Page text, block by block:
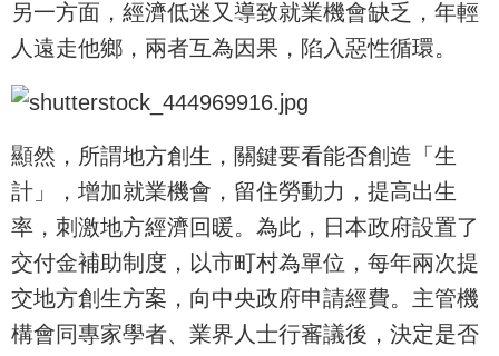
另一方面，經濟低迷又導致就業機會缺乏，年輕
人遠走他鄉，兩者互為因果，陷入惡性循環。
顯然，所謂地方創生，關鍵要看能否創造「生
計」，增加就業機會，留住勞動力，提高出生
率，刺激地方經濟回暖。為此，日本政府設置了
交付金補助制度，以市町村為單位，每年兩次提
交地方創生方案，向中央政府申請經費。主管機
構會同專家學者、業界人士行審議後，決定是否